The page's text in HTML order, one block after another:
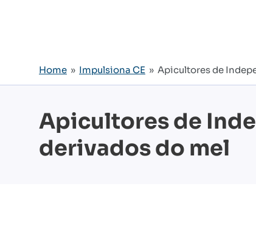
Home » Impulsiona CE » Apicultores de
Apicultores de
derivados do mel